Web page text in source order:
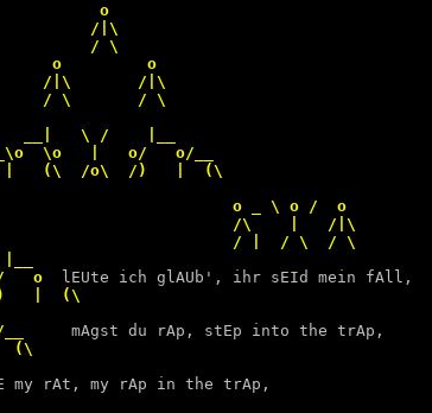
o
/|\
/ \
__|   \ /
__\o  \o   |   o/
/) |   (\  /o\  /)   |
o _ \
/\    |
/ |  /
\ /
o
lEUte ich glAUb', ihr sEId mein fAll,
/o\  /)   |
\ /
o/__
mAgst du rAp, stEp into the
/o\  /)   |
my rAt, my rAp in the trAp,
/)   |